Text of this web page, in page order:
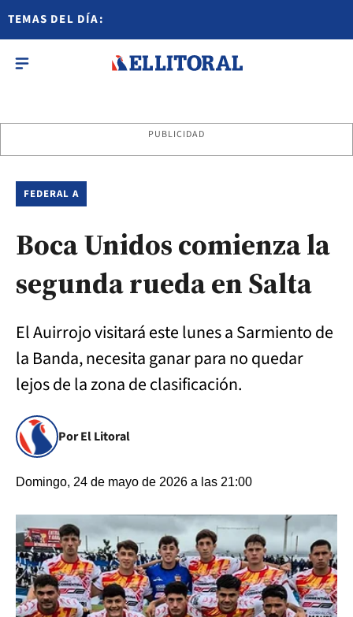
TEMAS DEL DÍA:
PUBLICIDAD
FEDERAL A
Boca Unidos comienza la
segunda rueda en Salta
El Auirrojo visitará este lunes a Sarmiento de
la Banda, necesita ganar para no quedar
lejos de la zona de clasificación.
Por El Litoral
Domingo, 24 de mayo de 2026 a las 21:00